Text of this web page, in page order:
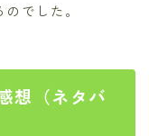
でした。
想（ネタバ